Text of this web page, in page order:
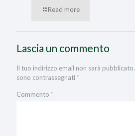
Read more
Lascia un commento
Il tuo indirizzo email non sarà pubblicato.
sono contrassegnati*
Commento *